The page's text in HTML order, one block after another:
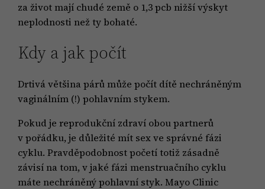
za život mají chudé země o 1,3 pcb nižší výskyt
neplodnosti než ty bohaté.
Kdy a jak počít
Drtivá většina párů může počít dítě nechráněným
vaginálním (!) pohlavním stykem.
Pokud je reprodukční zdraví obou partnerů
v pořádku, je důležité mít sex ve správné fázi
cyklu. Pravděpodobnost početí totiž zásadně
závisí na tom, v jaké fázi menstruačního cyklu
máte nechráněný pohlavní styk. Mayo Clinic